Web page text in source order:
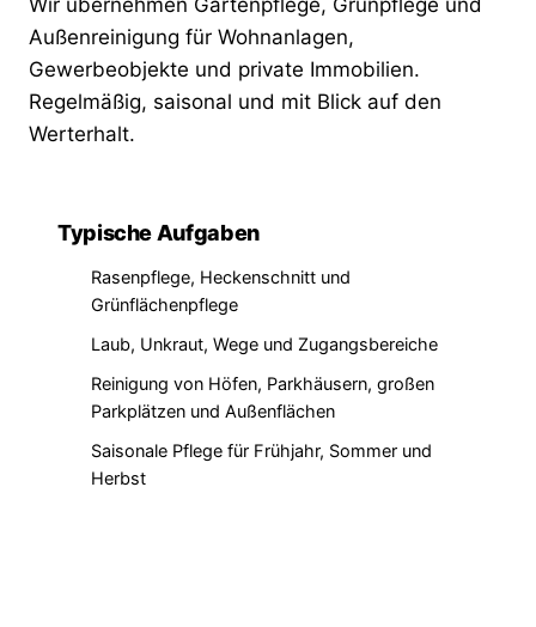
Wir übernehmen Gartenpflege, Grünpflege und
Außenreinigung für Wohnanlagen,
Gewerbeobjekte und private Immobilien.
Regelmäßig, saisonal und mit Blick auf den
Werterhalt.
Typische Aufgaben
Rasenpflege, Heckenschnitt und
Grünflächenpflege
Laub, Unkraut, Wege und Zugangsbereiche
Reinigung von Höfen, Parkhäusern, großen
Parkplätzen und Außenflächen
Saisonale Pflege für Frühjahr, Sommer und
Herbst